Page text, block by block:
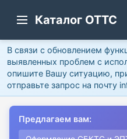
Каталог ОТТС
В связи с обновлением
выявленных проблем с
опишите Вашу ситуацию,
отправьте запрос на почту
Предлагаем вам: